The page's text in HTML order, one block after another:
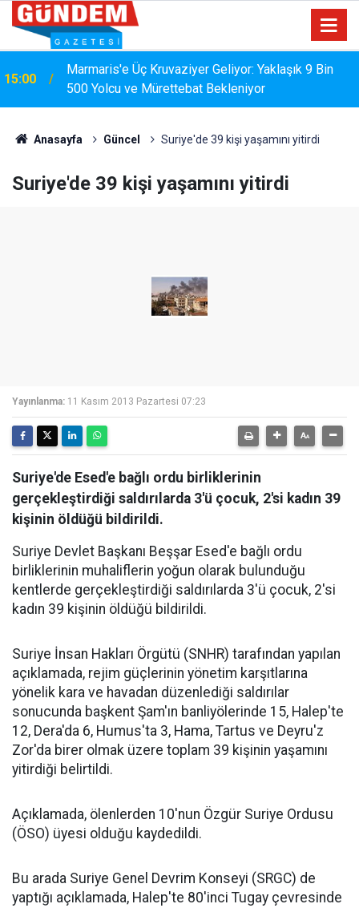
15:00
Marmaris'e Üç Kruvaziyer Geliyor: Yaklaşık 9 Bin
500 Yolcu ve Mürettebat Bekleniyor
MARMARİS'TE DERELERDE TEMİZLİK
SEFERBERLİĞİ
Anasayfa Güncel Suriye'de 39 kişi yaşamını yitirdi
Suriye'de 39 kişi yaşamını yitirdi
Yayınlanma: 11 Kasım 2013 Pazartesi 07:23
Suriye'de Esed'e bağlı ordu birliklerinin
gerçekleştirdiği saldırılarda 3'ü çocuk, 2'si kadın 39
kişinin öldüğü bildirildi.
Suriye Devlet Başkanı Beşşar Esed'e bağlı ordu
birliklerinin muhaliflerin yoğun olarak bulunduğu
kentlerde gerçekleştirdiği saldırılarda 3'ü çocuk, 2'si
kadın 39 kişinin öldüğü bildirildi.
Suriye İnsan Hakları Örgütü (SNHR) tarafından yapılan
açıklamada, rejim güçlerinin yönetim karşıtlarına
yönelik kara ve havadan düzenlediği saldırılar
sonucunda başkent Şam'ın banliyölerinde 15, Halep'te
12, Dera'da 6, Humus'ta 3, Hama, Tartus ve Deyru'z
Zor'da birer olmak üzere toplam 39 kişinin yaşamını
yitirdiği belirtildi.
Açıklamada, ölenlerden 10'nun Özgür Suriye Ordusu
(ÖSO) üyesi olduğu kaydedildi.
Bu arada Suriye Genel Devrim Konseyi (SRGC) de
yaptığı açıklamada, Halep'te 80'inci Tugay çevresinde